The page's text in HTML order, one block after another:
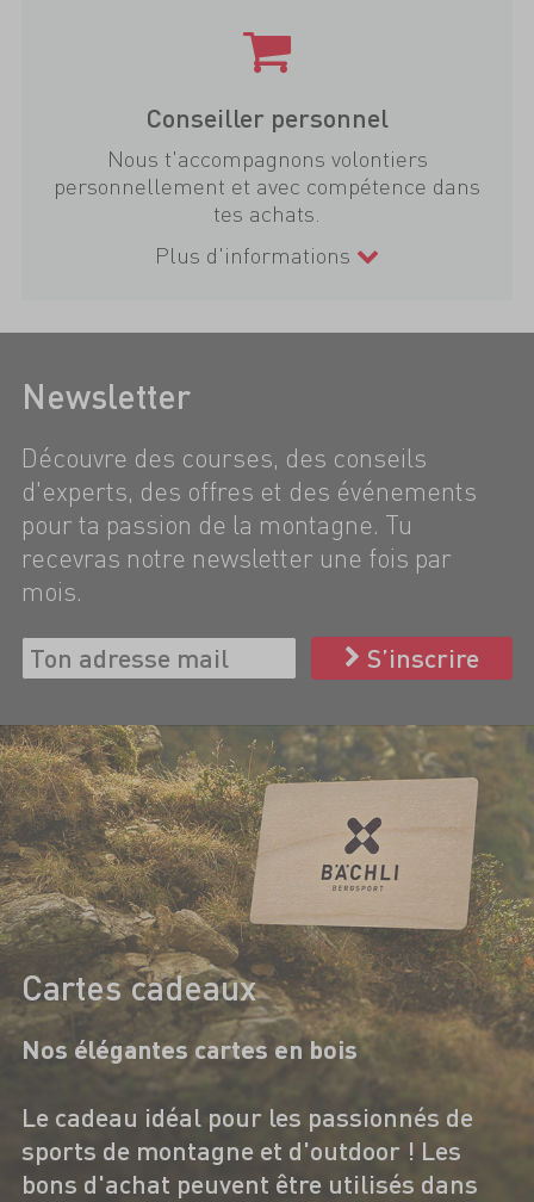
Conseiller personnel
Nous t'accompagnons volontiers
personnellement et avec compétence dans
tes achats.
Plus d'informations
Newsletter
Découvre des courses, des conseils
d'experts, des offres et des événements
pour ta passion de la montagne. Tu
recevras notre newsletter une fois par
mois.
S’inscrire
Cartes cadeaux
Nos élégantes cartes en bois
Le cadeau idéal pour les passionnés de
sports de montagne et d'outdoor ! Les
bons d'achat peuvent être utilisés dans